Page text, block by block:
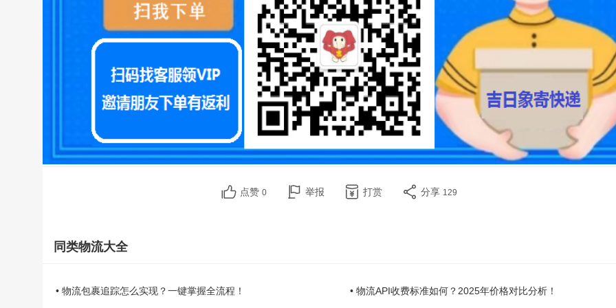
点赞 0 举报 打赏 分享 129
同类物流大全
• 物流包裹追踪怎么实现？一键掌握全流程！ • 物流API收费标准如何？2025年价格对比分析！